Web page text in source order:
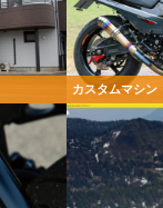
カスタムマシン